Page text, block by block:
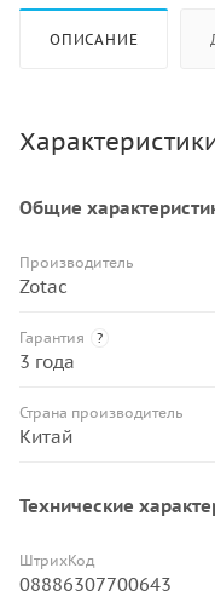
ОПИСАНИЕ
Общие
Производитель
Zotac
Гарантия ?
3 года
Страна производитель
Китай
Технические
ШтрихКод
08886307700643